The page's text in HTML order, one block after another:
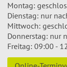
Montag:
Dienstag: nur
Mittwoch:
Donnerstag: nur
Freitag: 09:00 -